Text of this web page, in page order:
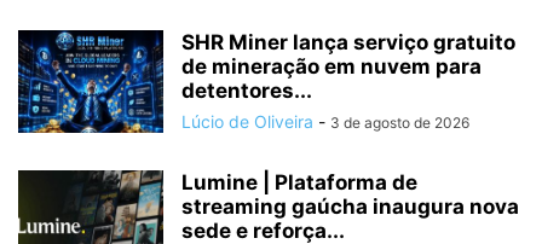
SHR Miner lança serviço gratuito
de mineração em nuvem para
detentores...
Lúcio de Oliveira - 3 de agosto de 2026
Lumine | Plataforma de
streaming gaúcha inaugura nova
sede e reforça...